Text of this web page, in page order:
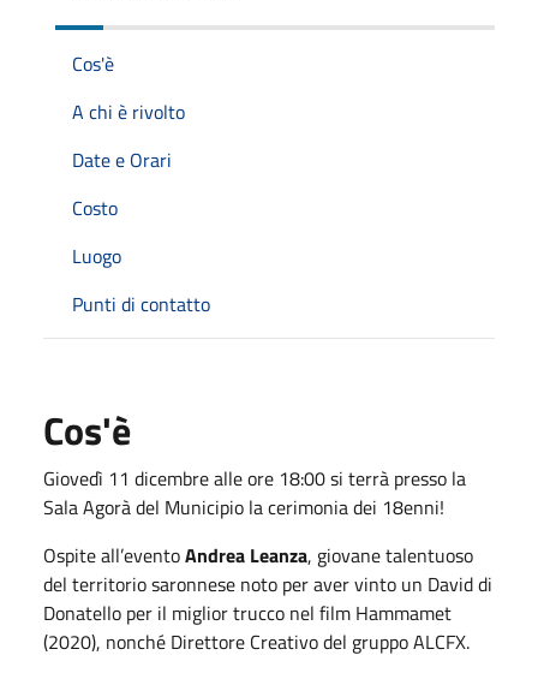
Cos'è
A chi è rivolto
Date e Orari
Costo
Luogo
Punti di contatto
Cos'è
Giovedì 11 dicembre alle ore 18:00 si terrà presso la
Sala Agorà del Municipio la cerimonia dei 18enni!
Ospite all’eventoAndrea Leanza, giovane talentuoso
del territorio saronnese noto per aver vinto un David di
Donatello per il miglior trucco nel film Hammamet
(2020), nonché Direttore Creativo del gruppo ALCFX.